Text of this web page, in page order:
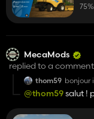
75%
MecaMods
replied to a
thom59 bonjour
@thom59salut !